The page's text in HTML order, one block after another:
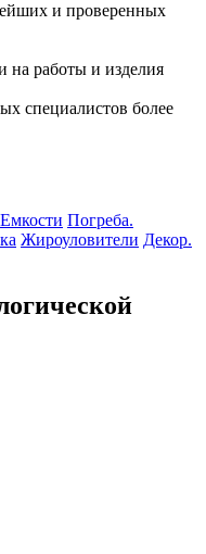
и проверенных
на работы и изделия
специалистов более
Емкости Погреба.
Жироуловители Декор.